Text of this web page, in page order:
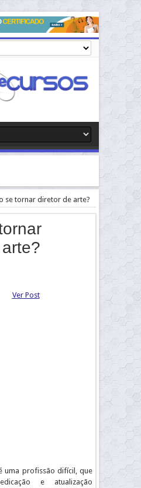
se tornar diretor de arte?
Ver Post
uma profissão difícil, que
e atualização